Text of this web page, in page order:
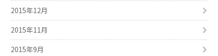
2015年12月
2015年11月
2015年9月